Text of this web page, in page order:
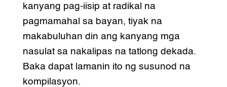
kanyang pag-iisip at radikal na
pagmamahal sa bayan, tiyak na
makabuluhan din ang kanyang mga
nasulat sa nakalipas na tatlong dekada.
Baka dapat lamanin ito ng susunod na
kompilasyon.